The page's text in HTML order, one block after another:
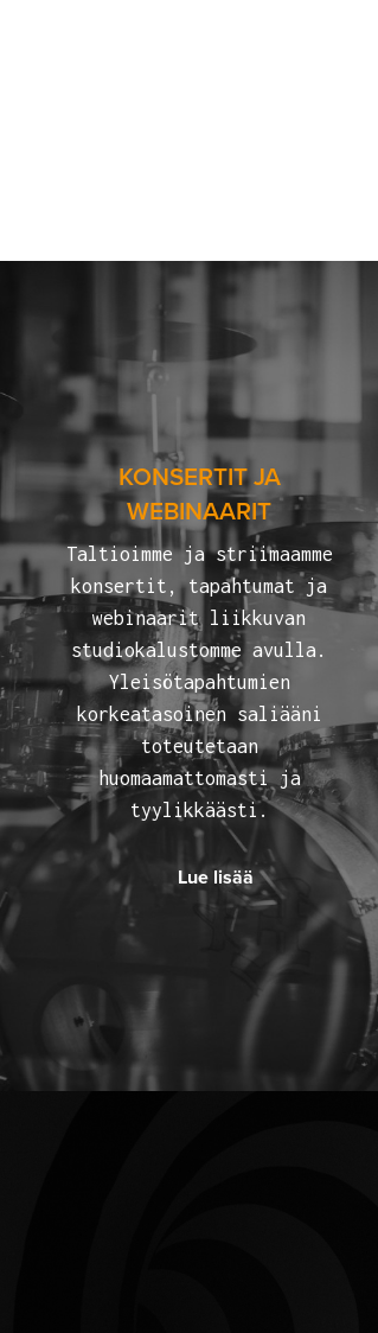
KONSERTIT JA
WEBINAARIT
Taltioimme ja striimaamme
konsertit, tapahtumat ja
webinaarit liikkuvan
studiokalustomme avulla.
Yleisötapahtumien
korkeatasoinen saliääni
toteutetaan
huomaamattomasti ja
tyylikkäästi.
Lue lisää